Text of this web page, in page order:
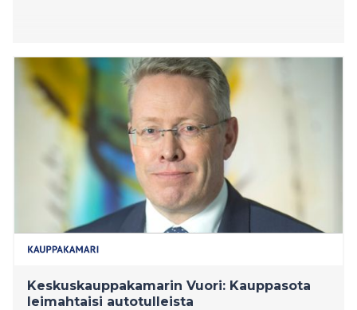
Keskuskauppakamarin Vuori: Kauppasota
leimahtaisi autotulleista